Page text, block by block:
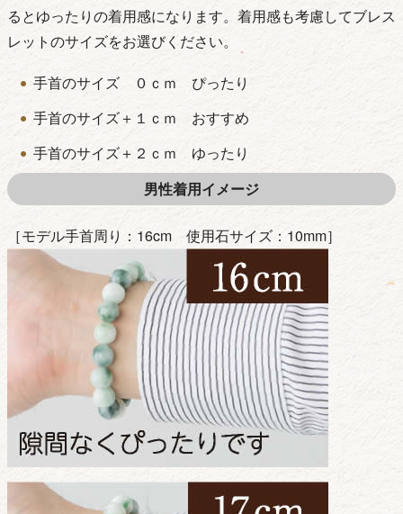
るとゆったりの着用感になります。着用感も考慮してブレス
レットのサイズをお選びください。
手首のサイズ ０ｃｍ ぴったり
手首のサイズ＋１ｃｍ おすすめ
手首のサイズ＋２ｃｍ ゆったり
男性着用イメージ
［モデル手首周り：16cm 使用石サイズ：10mm］